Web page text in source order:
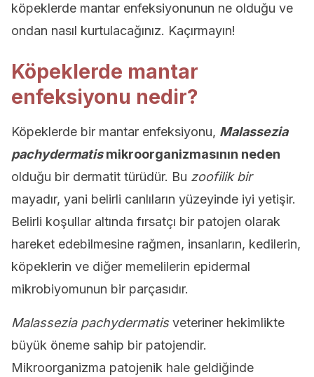
köpeklerde mantar enfeksiyonunun ne olduğu ve
ondan nasıl kurtulacağınız. Kaçırmayın!
Köpeklerde mantar
enfeksiyonu nedir?
Köpeklerde bir mantar enfeksiyonu, Malassezia
pachydermatismikroorganizmasının neden
olduğu bir dermatit türüdür. Bu zoofilik bir
mayadır, yani belirli canlıların yüzeyinde iyi yetişir.
Belirli koşullar altında fırsatçı bir patojen olarak
hareket edebilmesine rağmen, insanların, kedilerin,
köpeklerin ve diğer memelilerin epidermal
mikrobiyomunun bir parçasıdır.
Malassezia pachydermatisveteriner hekimlikte
büyük öneme sahip bir patojendir.
Mikroorganizma patojenik hale geldiğinde